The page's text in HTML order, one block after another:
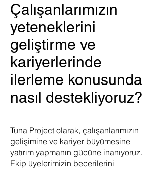
Çalışanlarımızın
yeteneklerini
geliştirme ve
kariyerlerinde
ilerleme konusunda
nasıl destekliyoruz?
Tuna Project olarak, çalışanlarımızın
gelişimine ve kariyer büyümesine
yatırım yapmanın gücüne inanıyoruz.
Ekip üyelerimizin becerilerini